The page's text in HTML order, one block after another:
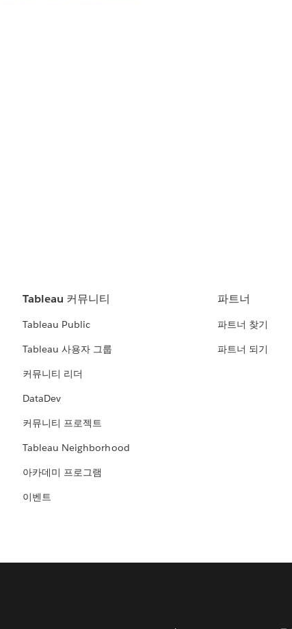
Tableau 커뮤니티
Tableau Public
Tableau 사용자 그룹
커뮤니티 리더
DataDev
커뮤니티 프로젝트
Tableau Neighborhood
아카데미 프로그램
이벤트
파트너
파트너 찾기
파트너 되기